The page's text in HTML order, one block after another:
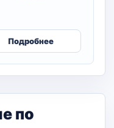
Подробнее
по